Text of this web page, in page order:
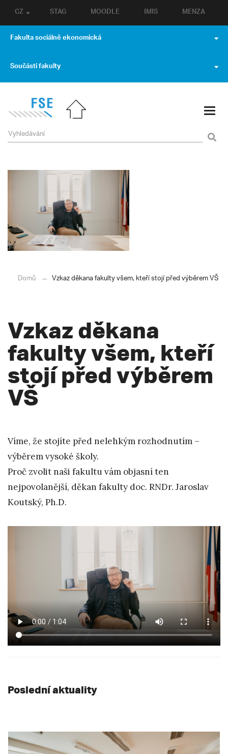
STAG MOODLE IMIS MENZA
CZ
Fakulta sociálně ekonomická
Součásti fakulty
Domů Vzkaz děkana fakulty všem, kteří stojí před výběrem VŠ
Vzkaz děkana
fakulty všem, kteří
stojí před výběrem
VŠ
Víme, že stojíte před nelehkým rozhodnutím –
výběrem vysoké školy.
Proč zvolit naši fakultu vám objasní ten
nejpovolanější, děkan fakulty doc. RNDr. Jaroslav
Koutský, Ph.D.
Poslední aktuality